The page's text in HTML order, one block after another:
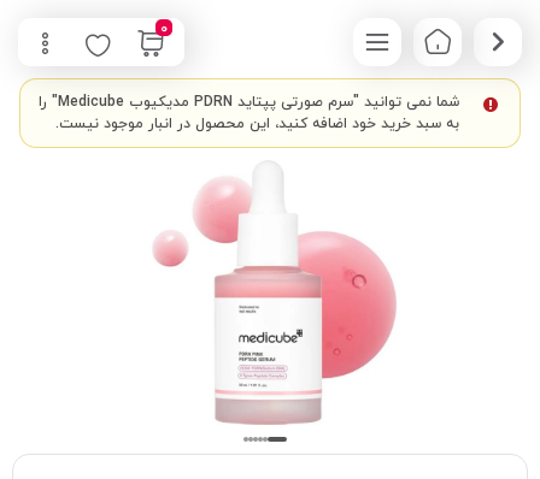
0
شما نمی توانید "سرم صورتی پپتاید PDRN مدیکیوب Medicube" را
به سبد خرید خود اضافه کنید، این محصول در انبار موجود نیست.